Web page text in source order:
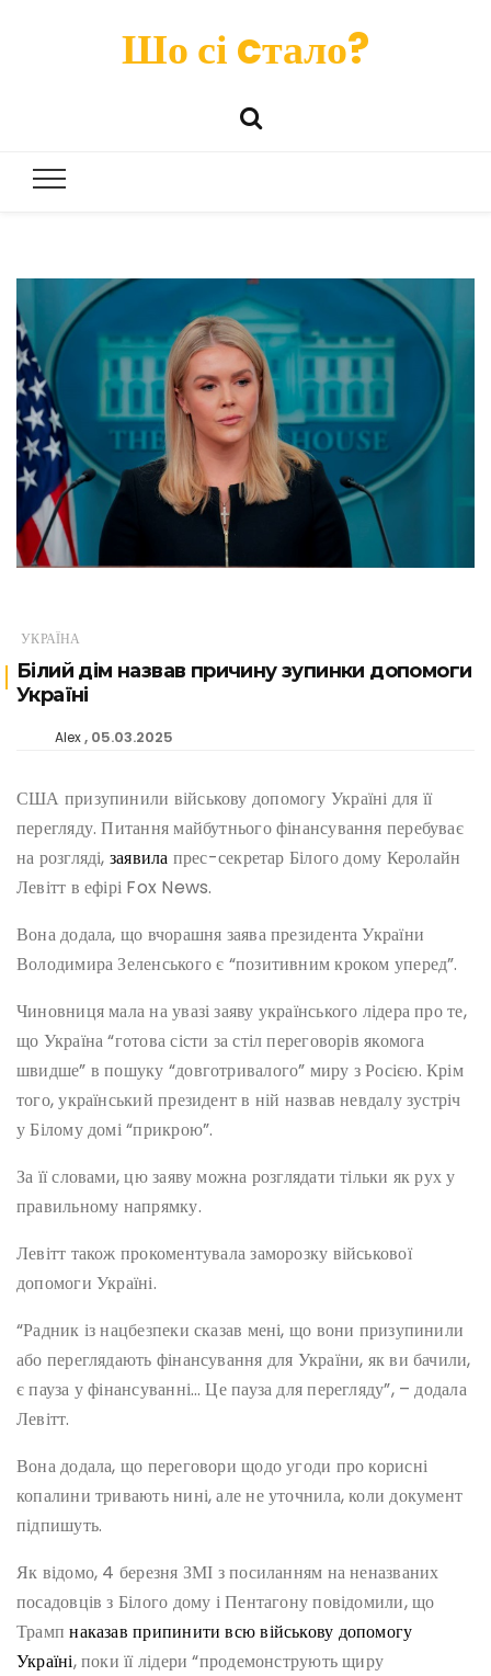
Шо сі cтало?
УКРАЇНА
Білий дім назвав причину зупинки допомоги
Україні
Alex 05.03.2025
США призупинили військову допомогу Україні для її
перегляду. Питання майбутнього фінансування перебуває
на розгляді, заявила прес-секретар Білого дому Керолайн
Левітт в ефірі Fox News.
Вона додала, що вчорашня заява президента України
Володимира Зеленського є “позитивним кроком уперед”.
Чиновниця мала на увазі заяву українського лідера про те,
що Україна “готова сісти за стіл переговорів якомога
швидше” в пошуку “довготривалого” миру з Росією. Крім
того, український президент в ній назвав невдалу зустріч
у Білому домі “прикрою”.
За її словами, цю заяву можна розглядати тільки як рух у
правильному напрямку.
Левітт також прокоментувала заморозку військової
допомоги Україні.
“Радник із нацбезпеки сказав мені, що вони призупинили
або переглядають фінансування для України, як ви бачили,
є пауза у фінансуванні… Це пауза для перегляду”, – додала
Левітт.
Вона додала, що переговори щодо угоди про корисні
копалини тривають нині, але не уточнила, коли документ
підпишуть.
Як відомо, 4 березня ЗМІ з посиланням на неназваних
посадовців з Білого дому і Пентагону повідомили, що
Трампнаказав припинити всю військову допомогу
Україні, поки її лідери “продемонструють щиру